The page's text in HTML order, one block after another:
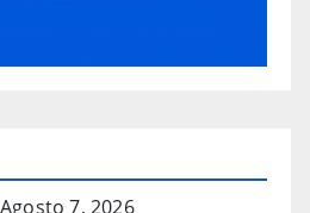
Agosto 7, 2026